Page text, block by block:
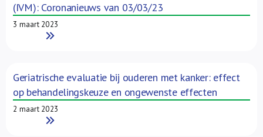
(IVM): Coronanieuws van 03/03/23
3 maart 2023
Read More
Geriatrische evaluatie bij ouderen met kanker: effect
op behandelingskeuze en ongewenste effecten
2 maart 2023
Read More